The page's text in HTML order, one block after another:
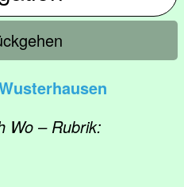
Wo – Rubrik: